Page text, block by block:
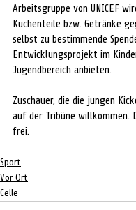
Arbeitsgruppe von UNICEF
Kuchenteile bzw. Getränke
selbst zu bestimmende
Entwicklungsprojekt im
Jugendbereich anbieten.
Zuschauer, die die jungen
auf der Tribüne willkommen.
frei.
Sport
Vor Ort
Celle